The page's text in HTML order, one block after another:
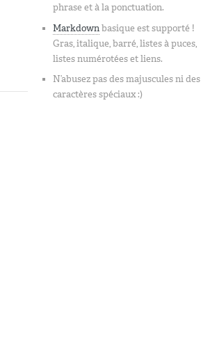
phrase et à la ponctuation.
Markdownbasique est supporté !
Gras, italique, barré, listes à puces,
listes numérotées et liens.
N’abusez pas des majuscules ni des
caractères spéciaux :)